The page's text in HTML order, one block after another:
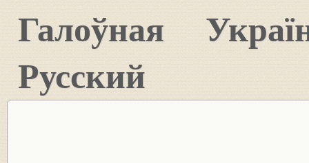
Галоўная
Русский